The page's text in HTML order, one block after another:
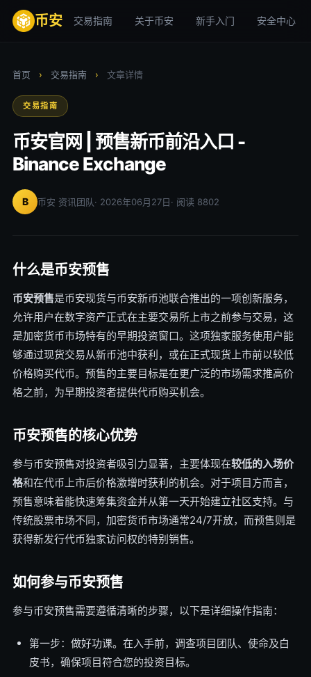
币安 交易指南 关于币安 新手入门 安全中心
首页 › 交易指南 › 文章详情
交易指南
币安官网 | 预售新币前沿入口 -
Binance Exchange
B 币安 资讯团队· 2026年06月27日· 阅读 8802
什么是币安预售
币安预售是币安现货与币安新币池联合推出的一项创新服务，
允许用户在数字资产正式在主要交易所上市之前参与交易，这
是加密货币市场特有的早期投资窗口。这项独家服务使用户能
够通过现货交易从新币池中获利，或在正式现货上市前以较低
价格购买代币。预售的主要目标是在更广泛的市场需求推高价
格之前，为早期投资者提供代币购买机会。
币安预售的核心优势
参与币安预售对投资者吸引力显著，主要体现在较低的入场价
格和在代币上市后价格激增时获利的机会。对于项目方而言，
预售意味着能快速筹集资金并从第一天开始建立社区支持。与
传统股票市场不同，加密货币市场通常24/7开放，而预售则是
获得新发行代币独家访问权的特别销售。
如何参与币安预售
参与币安预售需要遵循清晰的步骤，以下是详细操作指南：
第一步：做好功课。在入手前，调查项目团队、使命及白
皮书，确保项目符合您的投资目标。